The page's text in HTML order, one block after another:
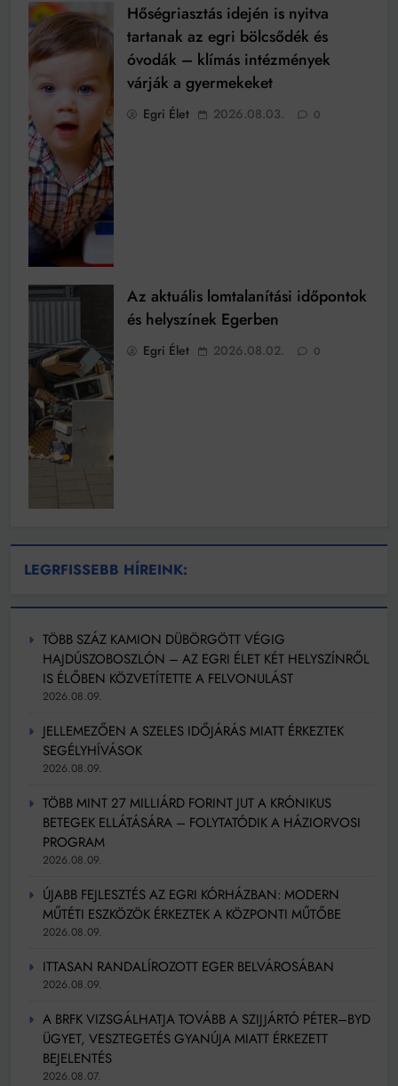
Hőségriasztás idején is nyitva
tartanak az egri bölcsődék és
óvodák – klímás intézmények
várják a gyermekeket
Egri Élet 2026.08.03. 0
Az aktuális lomtalanítási időpontok
és helyszínek Egerben
Egri Élet 2026.08.02. 0
LEGRFISSEBB HÍREINK:
TÖBB SZÁZ KAMION DÜBÖRGÖTT VÉGIG
HAJDÚSZOBOSZLÓN – AZ EGRI ÉLET KÉT HELYSZÍNRŐL
IS ÉLŐBEN KÖZVETÍTETTE A FELVONULÁST
2026.08.09.
JELLEMEZŐEN A SZELES IDŐJÁRÁS MIATT ÉRKEZTEK
SEGÉLYHÍVÁSOK
2026.08.09.
TÖBB MINT 27 MILLIÁRD FORINT JUT A KRÓNIKUS
BETEGEK ELLÁTÁSÁRA – FOLYTATÓDIK A HÁZIORVOSI
PROGRAM
2026.08.09.
ÚJABB FEJLESZTÉS AZ EGRI KÓRHÁZBAN: MODERN
MŰTÉTI ESZKÖZÖK ÉRKEZTEK A KÖZPONTI MŰTŐBE
2026.08.09.
ITTASAN RANDALÍROZOTT EGER BELVÁROSÁBAN
2026.08.09.
A BRFK VIZSGÁLHATJA TOVÁBB A SZIJJÁRTÓ PÉTER–BYD
ÜGYET, VESZTEGETÉS GYANÚJA MIATT ÉRKEZETT
BEJELENTÉS
2026.08.07.